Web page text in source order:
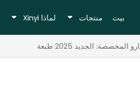
بيت منتجات لماذا Xinyi
الجديد 2025 طبعة